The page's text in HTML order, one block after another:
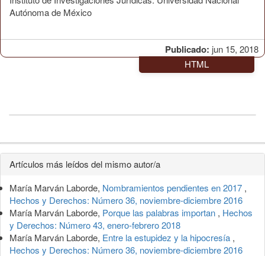
Publicado: jun 15, 2018
Autónoma de México
HTML
Detalles
del
artículo
Artículos más leídos del mismo autor/a
María Marván Laborde, Nombramientos pendientes en 2017 ,
Hechos y Derechos: Número 36, noviembre-diciembre 2016
María Marván Laborde, Porque las palabras importan , Hechos
y Derechos: Número 43, enero-febrero 2018
María Marván Laborde, Entre la estupidez y la hipocresía ,
Hechos y Derechos: Número 36, noviembre-diciembre 2016